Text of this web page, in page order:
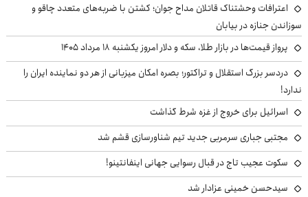
اعترافات وحشتناک قاتلان مداح جوان؛ کشتن با ضربه‌های متعدد چاقو و
سوزاندن جنازه در بیابان
پرواز قیمت‌ها در بازار طلا، سکه و دلار امروز یکشنبه ۱۸ مرداد ۱۴۰۵
دردسر بزرگ استقلال و تراکتور؛ بصره امکان میزبانی از هر دو نماینده ایران را
ندارد!
اسرائیل برای خروج از غزه شرط گذاشت
مجتبی جباری سرمربی جدید تیم شناورسازی قشم شد
سکوت عجیب تاج در قبال رسوایی جهانی اینفانتینو!
سیدحسن خمینی عزادار شد